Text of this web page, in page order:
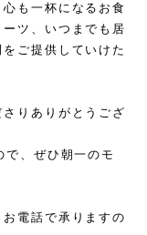
も一杯になるお食
ツ、いつまでも居
ご提供していけた
りありがとうござ
、ぜひ朝一のモ
電話で承りますの